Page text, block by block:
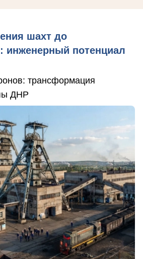
шахт до
инженерный потенциал
трансформация
ДНР